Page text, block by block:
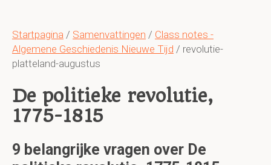
Startpagina / Samenvattingen / Class notes -
Algemene Geschiedenis Nieuwe Tijd / revolutie-
platteland-augustus
De politieke revolutie,
1775-1815
9 belangrijke vragen over De